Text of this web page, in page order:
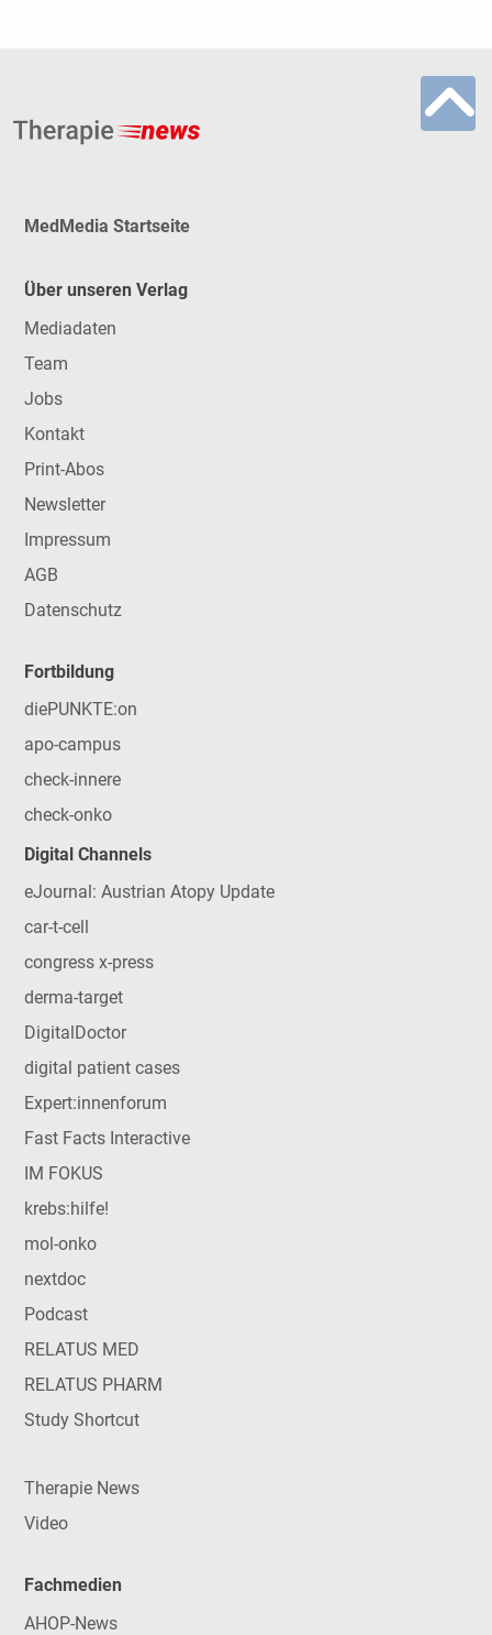
MedMedia Startseite
Über unseren Verlag
Mediadaten
Team
Jobs
Kontakt
Print-Abos
Newsletter
Impressum
AGB
Datenschutz
Fortbildung
diePUNKTE:on
apo-campus
check-innere
check-onko
Digital Channels
eJournal: Austrian Atopy Update
car-t-cell
congress x-press
derma-target
DigitalDoctor
digital patient cases
Expert:innenforum
Fast Facts Interactive
IM FOKUS
krebs:hilfe!
mol-onko
nextdoc
Podcast
RELATUS MED
RELATUS PHARM
Study Shortcut
Therapie News
Video
Fachmedien
AHOP-News